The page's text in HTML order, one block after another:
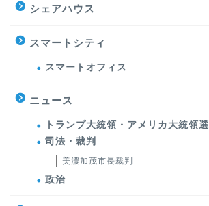
シェアハウス
スマートシティ
スマートオフィス
ニュース
トランプ大統領・アメリカ大統領選
司法・裁判
美濃加茂市長裁判
政治